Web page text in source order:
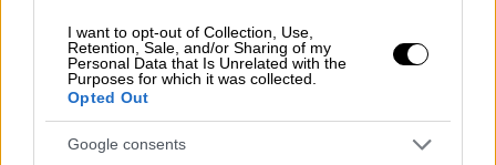
I want to opt-out of Collection, Use,
Retention, Sale, and/or Sharing of my
Personal Data that Is Unrelated with the
Purposes for which it was collected.
Opted Out
Google consents
στρωμνή των χοίρων προερχόμενου από
περιοχές που έχουν καταγραφεί
κρούσματα της ΑΠΧ, εκτός εάν έχουν
υποβληθεί σε επεξεργασία για την
αδρανοποίηση του ιού της ΑΠΧ ή έχουν